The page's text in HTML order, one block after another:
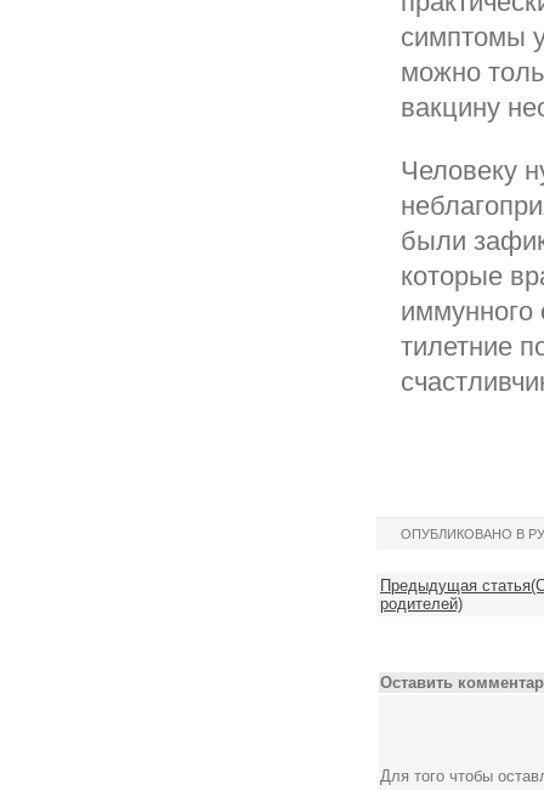
симптомы
можно
вакцину
Человеку
были
которые
иммунного
тилетние
ОПУБЛИКОВАНО В
Предыдущая
родителей)
Оставить
Для того чтобы